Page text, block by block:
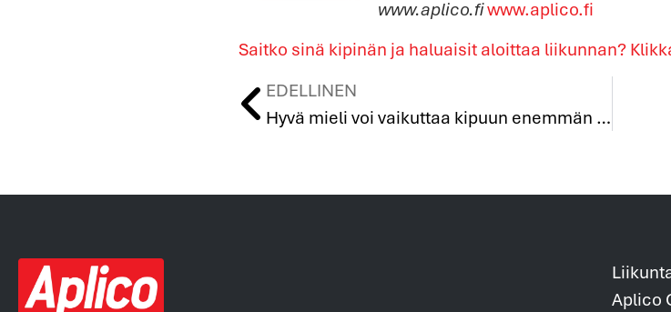
www.aplico.fiwww.aplico.fi
Saitko sinä kipinän ja haluaisit aloittaa liikunnan?
EDELLINEN
Hyvä mieli voi vaikuttaa kipuun enemmän kuin särkylääkkee
Aplico